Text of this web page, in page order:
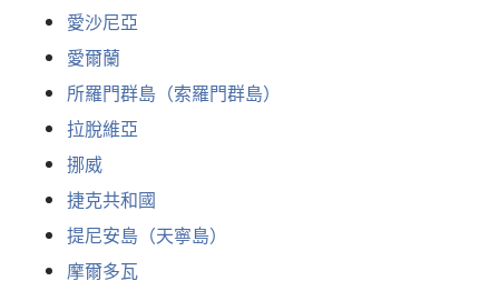
愛沙尼亞
愛爾蘭
所羅門群島（索羅門群島）
拉脫維亞
挪威
捷克共和國
提尼安島（天寧島）
摩爾多瓦